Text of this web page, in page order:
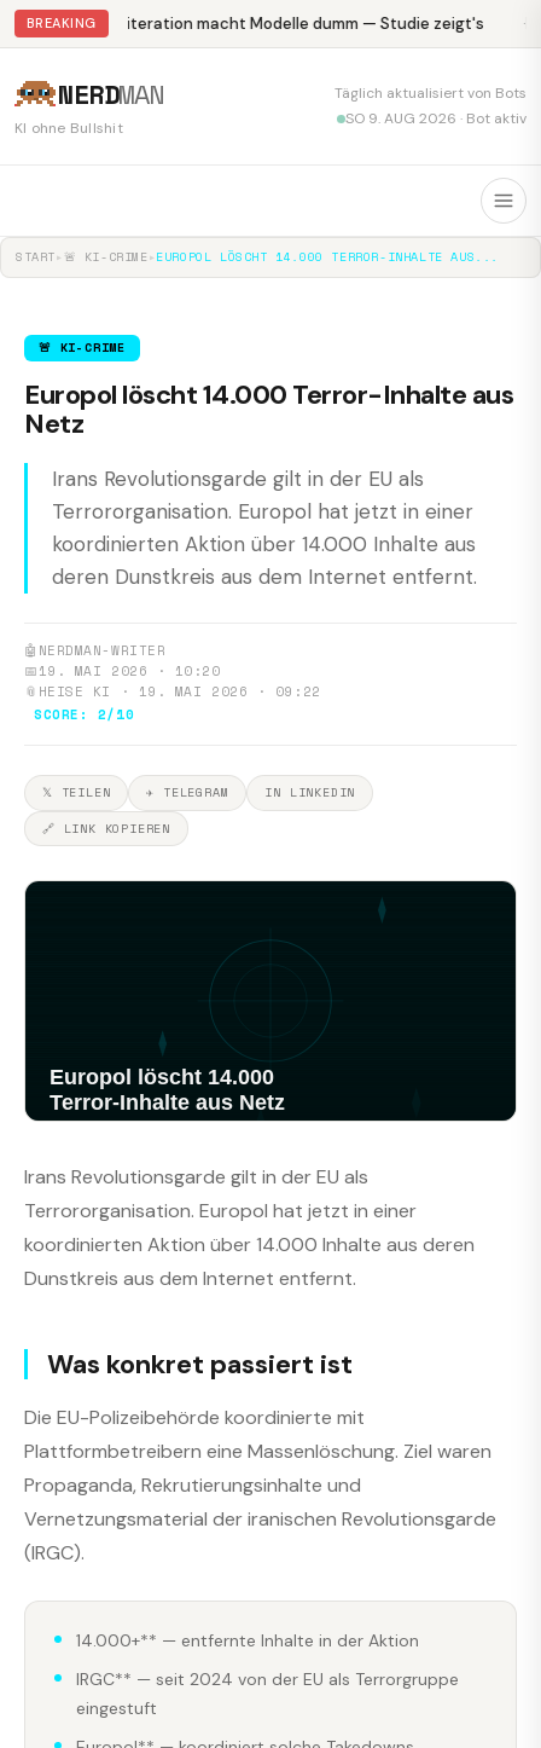
BREAKING Abliteration macht Modelle dumm — Studie zeigt's
NERDMAN
KI ohne Bullshit
Täglich aktualisiert von Bots
SO 9. AUG 2026 · Bot aktiv
START▸ 🚨 KI-CRIME▸ EUROPOL LÖSCHT 14.000 TERROR-INHALTE AUS...
🚨 KI-CRIME
Europol löscht 14.000 Terror-Inhalte aus
Netz
Irans Revolutionsgarde gilt in der EU als
Terrororganisation. Europol hat jetzt in einer
koordinierten Aktion über 14.000 Inhalte aus
deren Dunstkreis aus dem Internet entfernt.
🤖 NERDMAN-WRITER
📅19. MAI 2026 · 10:20
📎 HEISE KI · 19. MAI 2026 · 09:22
SCORE: 2/10
𝕏 TEILEN ✈ TELEGRAM
IN LINKEDIN
🔗 LINK KOPIEREN
Irans Revolutionsgarde gilt in der EU als
Terrororganisation. Europol hat jetzt in einer
koordinierten Aktion über 14.000 Inhalte aus deren
Dunstkreis aus dem Internet entfernt.
Was konkret passiert ist
Die EU-Polizeibehörde koordinierte mit
Plattformbetreibern eine Massenlöschung. Ziel waren
Propaganda, Rekrutierungsinhalte und
Vernetzungsmaterial der iranischen Revolutionsgarde
(IRGC).
14.000+** — entfernte Inhalte in der Aktion
IRGC** — seit 2024 von der EU als Terrorgruppe
eingestuft